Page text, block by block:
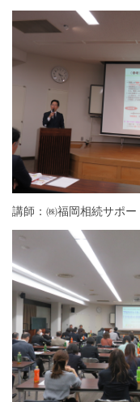
講師：㈱福岡相続サポ